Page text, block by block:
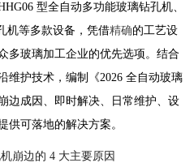
型全自动多功能玻璃钻孔机、
机等多款设备，凭借精确的工艺设
多玻璃加工企业的优先选项。结合
维护技术，编制《2026 全自动玻璃
边成因、即时解决、日常维护、设
供可落地的解决方案。
崩边的 4 大主要原因